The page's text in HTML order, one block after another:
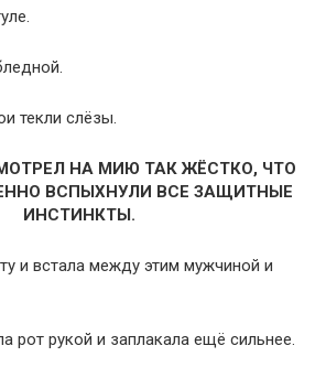
текли слёзы.
НА МИЮ ТАК ЖЁСТКО, ЧТО
ВСПЫХНУЛИ ВСЕ ЗАЩИТНЫЕ
ИНСТИНКТЫ.
и встала между этим мужчиной и
рот рукой и заплакала ещё сильнее.